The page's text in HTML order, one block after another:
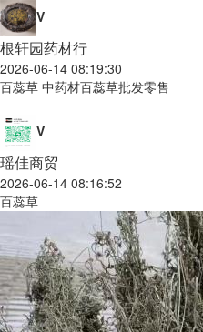
V
根轩园药材行
2026-06-14 08:19:30
百蕊草 中药材百蕊草批发零售
V
瑶佳商贸
2026-06-14 08:16:52
百蕊草